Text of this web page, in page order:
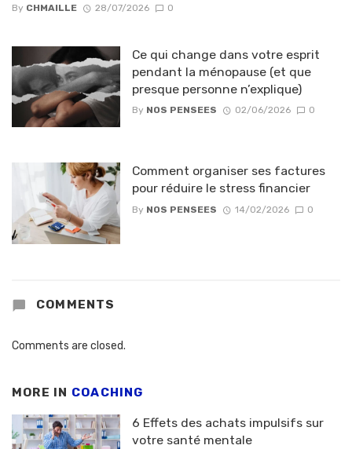
By CHMAILLE 28/07/2026 0
Ce qui change dans votre esprit
pendant la ménopause (et que
presque personne n’explique)
By NOS PENSEES 02/06/2026 0
Comment organiser ses factures
pour réduire le stress financier
By NOS PENSEES 14/02/2026 0
COMMENTS
Comments are closed.
MORE IN COACHING
6 Effets des achats impulsifs sur
votre santé mentale